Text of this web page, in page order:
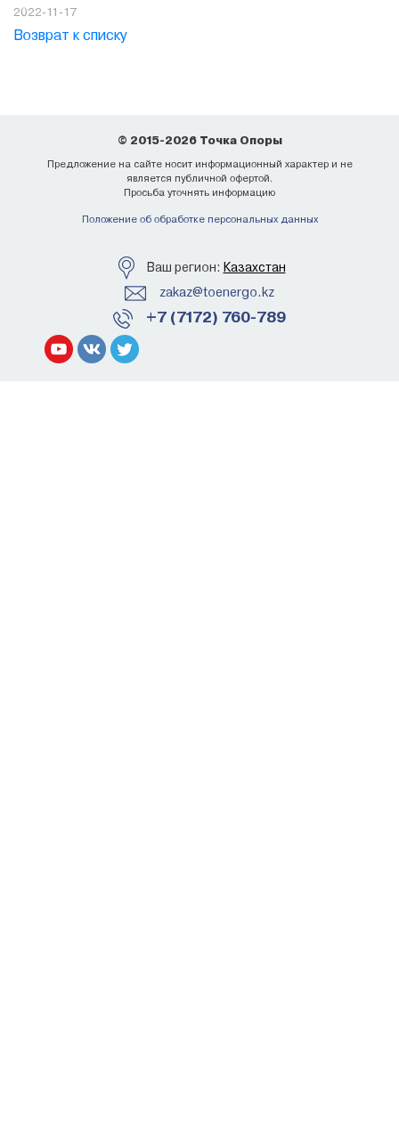
2022-11-17
Возврат к списку
© 2015-2026 Точка Опоры
Предложение на сайте носит информационный характер и не
является публичной офертой.
Просьба уточнять информацию
Положение об обработке персональных данных
Ваш регион: Казахстан
zakaz@toenergo.kz
+7 (7172) 760-789